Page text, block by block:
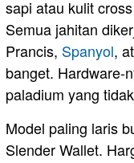
sapi atau kulit
Semua jahitan
Prancis, Spanyol,
banget. Hardware-
paladium yang
Model paling laris
Slender Wallet.